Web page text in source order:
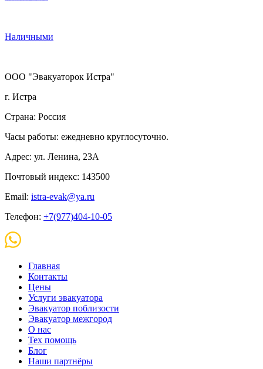
Наличными
ООО "Эвакуаторок Истра"
г. Истра
Страна: Россия
Часы работы: ежедневно круглосуточно.
Адрес: ул. Ленина, 23А
Почтовый индекс: 143500
Email: istra-evak@ya.ru
Телефон: +7(977)404-10-05
Главная
Контакты
Цены
Услуги эвакуатора
Эвакуатор поблизости
Эвакуатор межгород
О нас
Тех помощь
Блог
Наши партнёры